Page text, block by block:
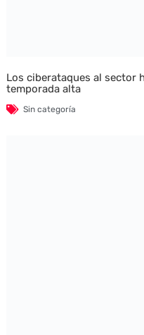
Los ciberataques al sector
temporada alta
Sin categoría